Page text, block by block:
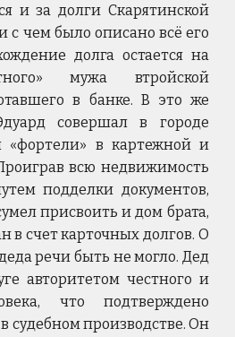
и за долги Скарятинской
с чем было описано всё его
долга остается на
мужа втройской
в банке. В это же
совершал в городе
«фортели» в картежной и
всю недвижимость
подделки документов,
присвоить и дом брата,
в счет карточных долгов. О
речи быть не могло. Дед
авторитетом честного и
что подтверждено
судебном производстве. Он